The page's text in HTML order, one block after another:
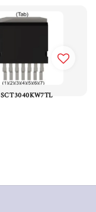
SCT3040KW7TL